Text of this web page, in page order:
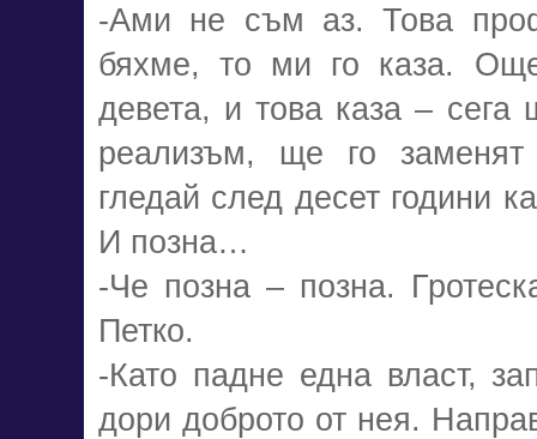
-Ами не съм аз. Това
бяхме, то ми го каза.
девета, и това каза – сега
реализъм, ще го
гледай след десет години
И позна…
-Че позна – позна.
Петко.
-Като падне една власт,
дори доброто от нея.